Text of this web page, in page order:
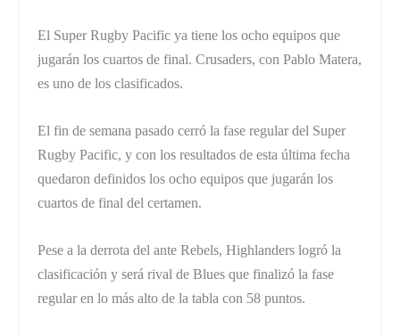
El Super Rugby Pacific ya tiene los ocho equipos que
jugarán los cuartos de final. Crusaders, con Pablo Matera,
es uno de los clasificados.
El fin de semana pasado cerró la fase regular del Super
Rugby Pacific, y con los resultados de esta última fecha
quedaron definidos los ocho equipos que jugarán los
cuartos de final del certamen.
Pese a la derrota del ante Rebels, Highlanders logró la
clasificación y será rival de Blues que finalizó la fase
regular en lo más alto de la tabla con 58 puntos.